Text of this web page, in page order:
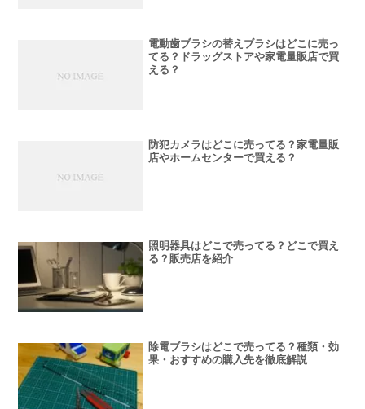
電動歯ブラシの替えブラシはどこに売っ
てる？ドラッグストアや家電量販店で買
える？
防犯カメラはどこに売ってる？家電量販
店やホームセンターで買える？
照明器具はどこで売ってる？どこで買え
る？販売店を紹介
除電ブラシはどこで売ってる？種類・効
果・おすすめの購入先を徹底解説